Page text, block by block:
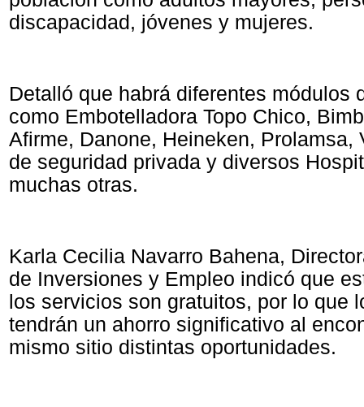
discapacidad, jóvenes y mujeres.
Detalló que habrá diferentes módulos
como Embotelladora Topo Chico,
Afirme, Danone, Heineken, Prolamsa,
de seguridad privada y diversos
muchas otras.
Karla Cecilia Navarro Bahena,
de Inversiones y Empleo indicó que
los servicios son gratuitos, por lo que
tendrán un ahorro significativo al
mismo sitio distintas oportunidades.